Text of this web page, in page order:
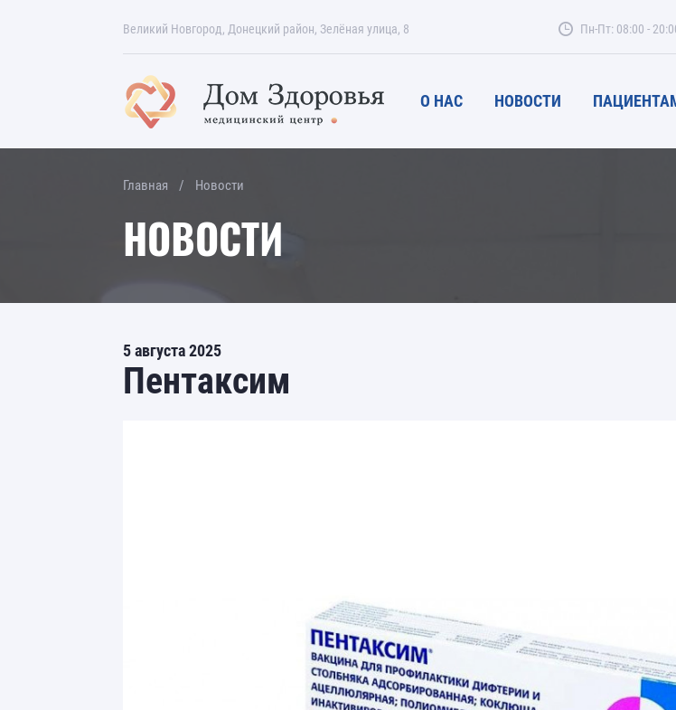
О НАС НОВОСТИ
Великий Новгород, Донецкий район, Зелёная улица, 8 Пн-Пт: 08:00 -
Главная Новости
НОВОСТИ
5 августа 2025
Пентаксим